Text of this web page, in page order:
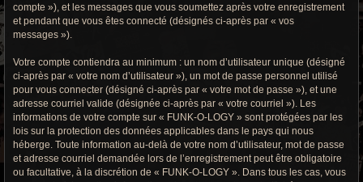
compte »), et les messages que vous soumettez après votre enregistrement
et pendant que vous êtes connecté (désignés ci-après par « vos
messages »).
Votre compte contiendra au minimum : un nom d’utilisateur unique (désigné
ci-après par « votre nom d’utilisateur »), un mot de passe personnel utilisé
pour vous connecter (désigné ci-après par « votre mot de passe »), et une
adresse courriel valide (désignée ci-après par « votre courriel »). Les
informations de votre compte sur « FUNK-O-LOGY » sont protégées par les
lois sur la protection des données applicables dans le pays qui nous
héberge. Toute information au-delà de votre nom d’utilisateur, mot de passe
et adresse courriel demandée lors de l’enregistrement peut être obligatoire
ou facultative, à la discrétion de « FUNK-O-LOGY ». Dans tous les cas, vous